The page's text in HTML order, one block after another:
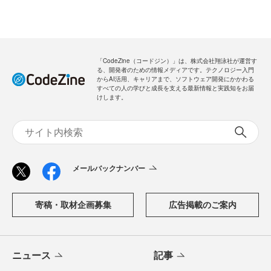
「CodeZine（コードジン）」は、株式会社翔泳社が運営す
る、開発者のための情報メディアです。テクノロジー入門
からAI活用、キャリアまで、ソフトウェア開発にかかわる
すべての人の学びと成長を支える最新情報と実践知をお届
けします。
メールバックナンバー
寄稿・取材企画募集 広告掲載のご案内
ニュース 記事